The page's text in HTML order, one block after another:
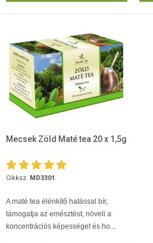
Mecsek Zöld Maté tea 20 x 1,5g
Cikksz. MD3301
A maté tea élénkítő hatással bír,
támogatja az emésztést, növeli a
koncentrációs képességet és ho...